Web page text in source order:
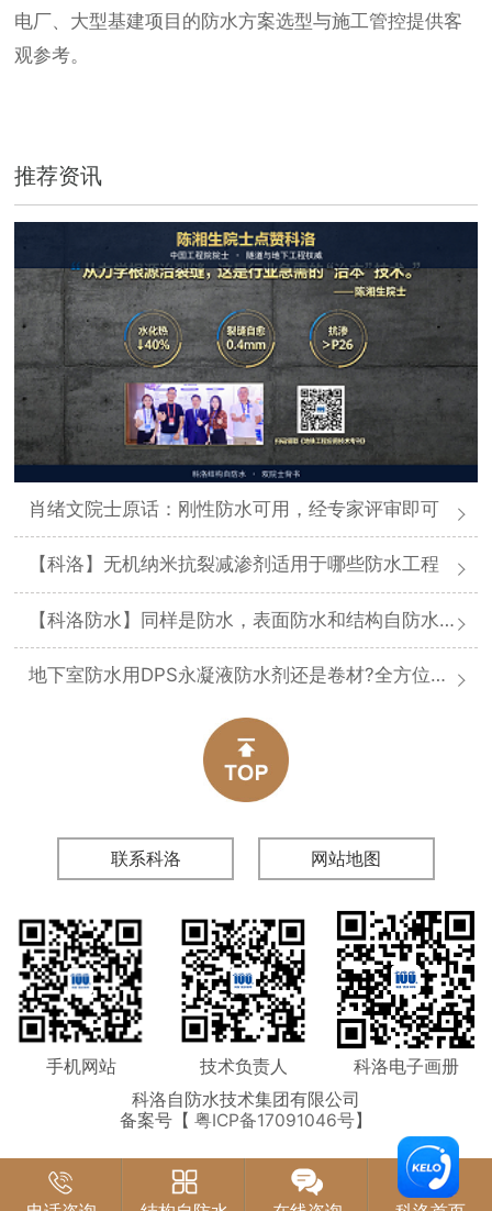
电厂、大型基建项目的防水方案选型与施工管控提供客
观参考。
推荐资讯
肖绪文院士原话：刚性防水可用，经专家评审即可
【科洛】无机纳米抗裂减渗剂适用于哪些防水工程
【科洛防水】同样是防水，表面防水和结构自防水差在哪
地下室防水用DPS永凝液防水剂还是卷材?全方位对比分析
联系科洛 网站地图
手机网站 技术负责人
科洛电子画册
科洛自防水技术集团有限公司
备案号【 粤ICP备17091046号】